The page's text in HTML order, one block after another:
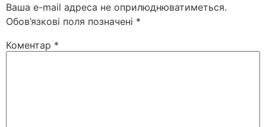
Ваша e-mail адреса не оприлюднюватиметься.
Обов’язкові поля позначені *
Коментар *